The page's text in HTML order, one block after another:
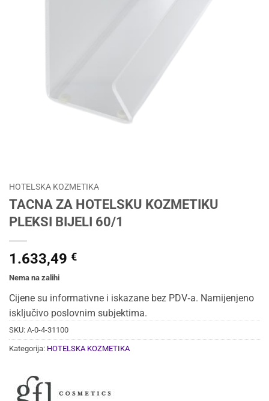
HOTELSKA KOZMETIKA
TACNA ZA HOTELSKU KOZMETIKU
PLEKSI BIJELI 60/1
1.633,49 €
Nema na zalihi
Cijene su informativne i iskazane bez PDV‑a. Namijenjeno
isključivo poslovnim subjektima.
SKU: A-0-4-31100
Kategorija: HOTELSKA KOZMETIKA